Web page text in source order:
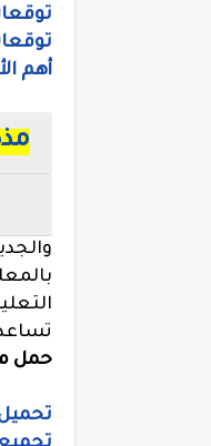
أهم
حمل